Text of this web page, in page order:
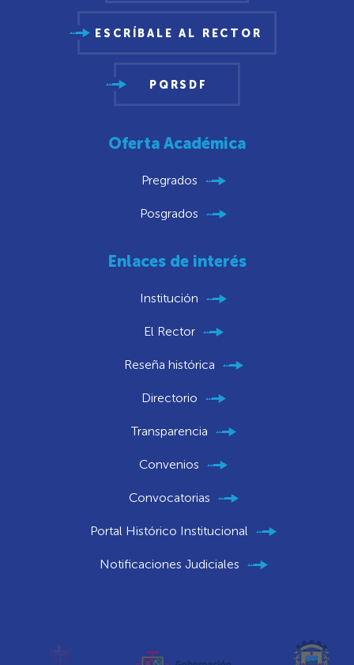
ESCRÍBALE AL RECTOR
PQRSDF
Oferta Académica
Pregrados
Posgrados
Enlaces de interés
Institución
El Rector
Reseña histórica
Directorio
Transparencia
Convenios
Convocatorias
Portal Histórico Institucional
Notificaciones Judiciales